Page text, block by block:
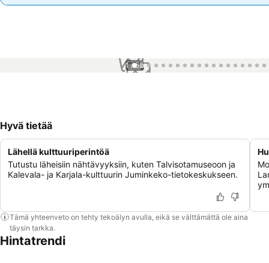
1 / 52
Hyvä tietää
Lähellä kulttuuriperintöä
Tutustu läheisiin nähtävyyksiin, kuten Talvisotamuseoon ja
Kalevala- ja Karjala-kulttuurin Juminkeko-tietokeskukseen.
Tämä yhteenveto on tehty tekoälyn avulla, eikä se välttämättä ole aina
täysin tarkka.
Hintatrendi